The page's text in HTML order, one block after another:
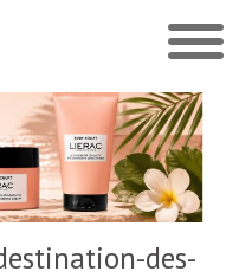
des-